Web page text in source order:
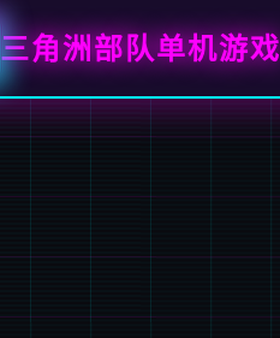
三角洲部队单机游戏